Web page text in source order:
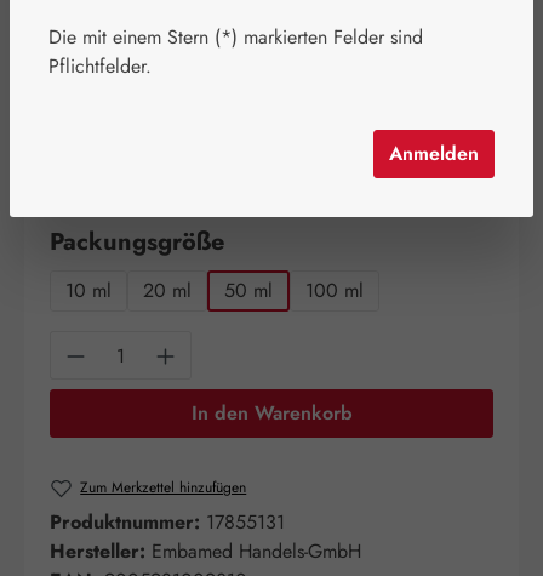
52,40 €
Inhalt: 0.05 Liter (1.048,00 € / 1 Liter)
Preise inkl. MwSt. zzgl. Versandkosten
Schnell zuschlagen! Es sind nur noch wenige Artikel
Packungsgrößeauswählen
10 ml 20 ml 50 ml 100 ml
Produkt Anzahl: Gib den gewünschten
In den Warenkorb
Zum Merkzettel hinzufügen
Produktnummer: 17855131
Hersteller: Embamed Handels-GmbH
Die mit einem Stern (*) markierten Felder sind
Pflichtfelder.
Anmelden